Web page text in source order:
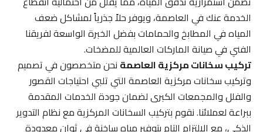
الخدمة عنك في العاصمة، ويوفر حلاً جذرياً لمشاكل ضعف
المياه في المطابخ والحمامات بفضل الخبرة الواسعة لفريقنا
الفني في صيانة الماركات العالمية للمضخات.
تركيب سخانات مركزية العاصمةنحن متخصصون في تصميم
وتركيب سخانات مركزية العاصمة التي تلبي احتياجات القصور
والفلل والمجمعات الكبرى لضمان جودة الخدمات المقدمة
ببراعة لعملائنا. نقوم بتركيب السخانات المركزية مع نظام التدوير
الذكي، مع الالتزام التام بتوفير مياه ساخنة في ثوانٍ معدودة